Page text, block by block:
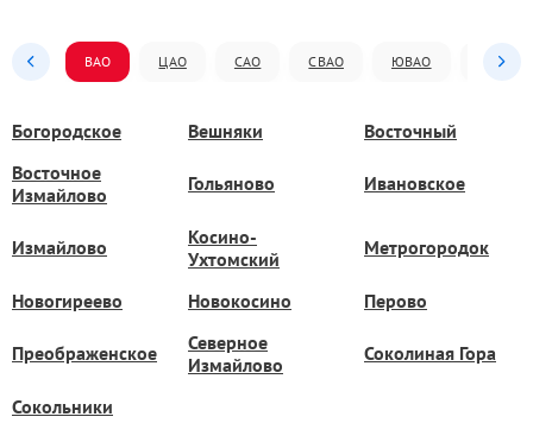
ВАО ЦАО САО СВАО ЮВАО ЮАО
Богородское Вешняки
Восточный
Восточное
Измайлово
Гольяново Ивановское
Измайлово
Косино-
Ухтомский
Метрогородок
Новогиреево Новокосино Перово
Преображенское
Северное
Измайлово
Соколиная Гора
Сокольники